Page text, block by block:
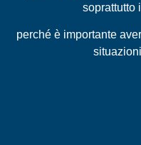
soprattutto
perché è importante